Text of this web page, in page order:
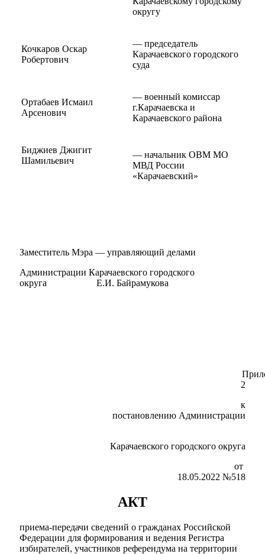
округу
Кочкаров Оскар
Робертович
— председатель
Карачаевского городского
суда
Ортабаев Исмаил
Арсенович
— военный комиссар
г.Карачаевска и
Карачаевского района
Биджиев Джигит
Шамильевич
— начальник ОВМ МО
МВД России
«Карачаевский»
Заместитель Мэра — управляющий делами
Администрации Карачаевского городского
округа Е.И. Байрамукова
2
к
постановлению Администрации
Карачаевского городского округа
от
18.05.2022 №518
АКТ
приема-передачи сведений о гражданах Российской
Федерации для формирования и ведения Регистра
избирателей, участников референдума на территории